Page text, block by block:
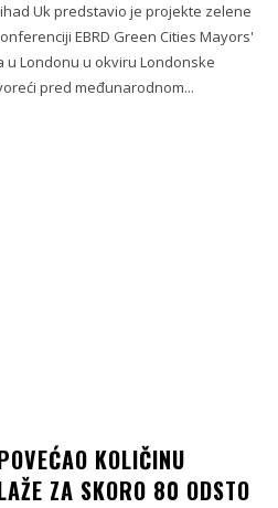
Uk predstavio je projekte zelene
EBRD Green Cities Mayors'
u Londonu u okviru Londonske
pred međunarodnom...
KOLIČINU
ZA SKORO 80 ODSTO